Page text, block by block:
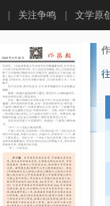
关注争鸣 文学原